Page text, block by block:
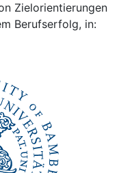
Zielorientierungen
Berufserfolg, in: